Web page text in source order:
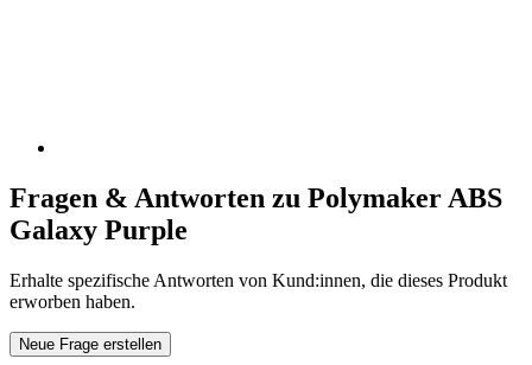
Fragen & Antworten zu Polymaker ABS
Galaxy Purple
Erhalte spezifische Antworten von Kund:innen, die dieses Produkt
erworben haben.
Neue Frage erstellen